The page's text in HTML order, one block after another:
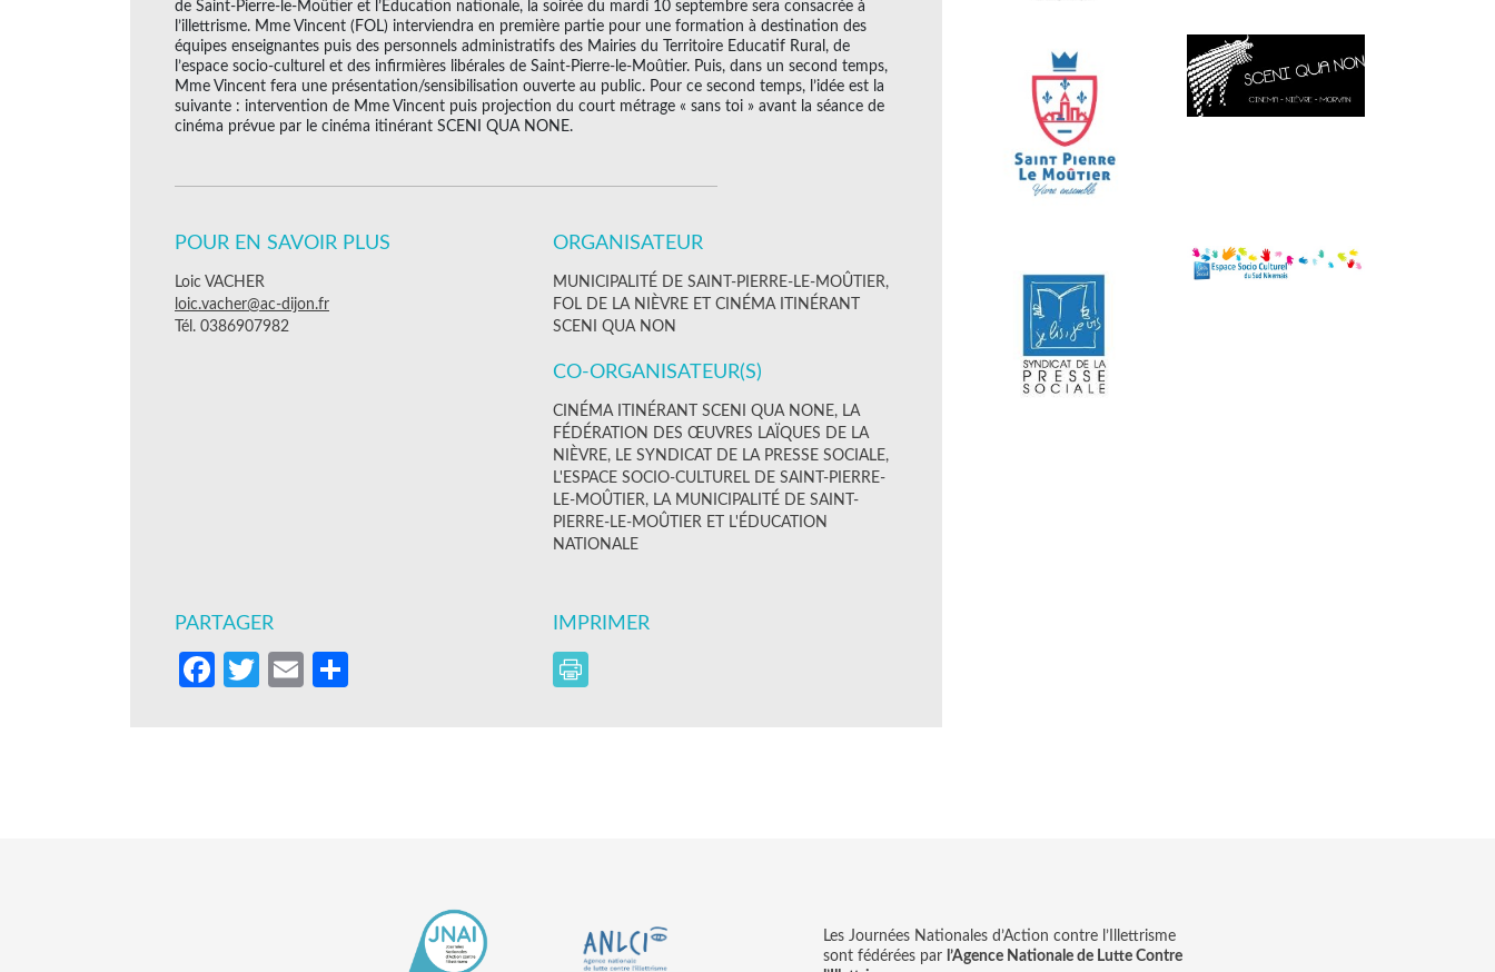
de Saint-Pierre-le-Moûtier et l’Éducation nationale, la soirée du mardi 10 septembre sera consacrée à
l’illettrisme. Mme Vincent (FOL) interviendra en première partie pour une formation à destination des
équipes enseignantes puis des personnels administratifs des Mairies du Territoire Educatif Rural, de
l’espace socio-culturel et des infirmières libérales de Saint-Pierre-le-Moûtier. Puis, dans un second temps,
Mme Vincent fera une présentation/sensibilisation ouverte au public. Pour ce second temps, l’idée est la
suivante : intervention de Mme Vincent puis projection du court métrage « sans toi » avant la séance de
cinéma prévue par le cinéma itinérant SCENI QUA NONE.
POUR EN SAVOIR PLUS
Loic VACHER
loic.vacher@ac-dijon.fr
Tél. 0386907982
ORGANISATEUR
MUNICIPALITÉ DE SAINT-PIERRE-LE-MOÛTIER,
FOL DE LA NIÈVRE ET CINÉMA ITINÉRANT
SCENI QUA NON
CO-ORGANISATEUR(S)
CINÉMA ITINÉRANT SCENI QUA NONE, LA
FÉDÉRATION DES ŒUVRES LAÏQUES DE LA
NIÈVRE, LE SYNDICAT DE LA PRESSE SOCIALE,
L'ESPACE SOCIO-CULTUREL DE SAINT-PIERRE-
LE-MOÛTIER, LA MUNICIPALITÉ DE SAINT-
PIERRE-LE-MOÛTIER ET L'ÉDUCATION
NATIONALE
PARTAGER
Facebook
Twitter
Email
IMPRIMER
Les Journées Nationales d’Action contre l’Illettrisme
sont fédérées par l’Agence Nationale de Lutte Contre